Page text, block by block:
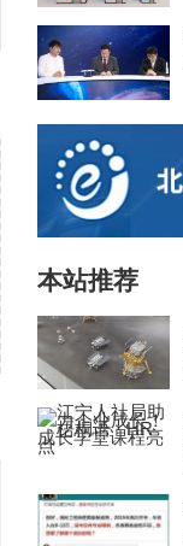
本站推荐